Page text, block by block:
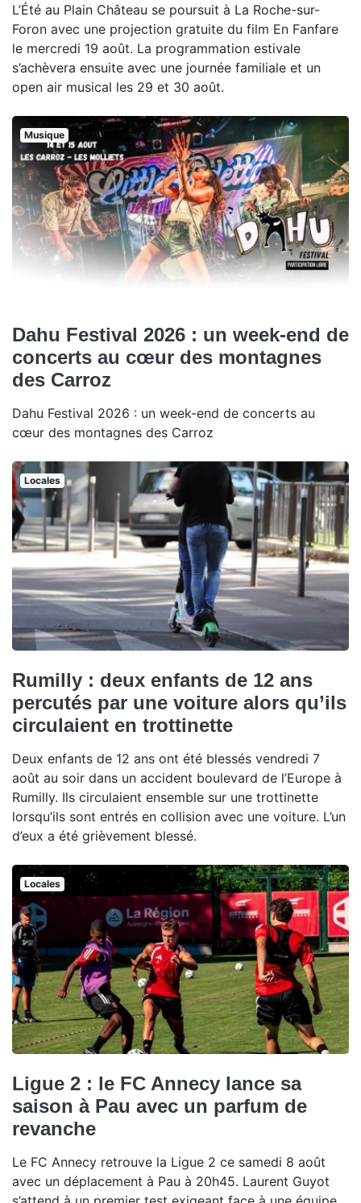
L’Été au Plain Château se poursuit à La Roche-sur-
Foron avec une projection gratuite du film En Fanfare
le mercredi 19 août. La programmation estivale
s’achèvera ensuite avec une journée familiale et un
open air musical les 29 et 30 août.
Musique
Dahu Festival 2026 : un week-end de
concerts au cœur des montagnes
des Carroz
Dahu Festival 2026 : un week-end de concerts au
cœur des montagnes des Carroz
Locales
Rumilly : deux enfants de 12 ans
percutés par une voiture alors qu’ils
circulaient en trottinette
Deux enfants de 12 ans ont été blessés vendredi 7
août au soir dans un accident boulevard de l’Europe à
Rumilly. Ils circulaient ensemble sur une trottinette
lorsqu’ils sont entrés en collision avec une voiture. L’un
d’eux a été grièvement blessé.
Locales
Ligue 2 : le FC Annecy lance sa
saison à Pau avec un parfum de
revanche
Le FC Annecy retrouve la Ligue 2 ce samedi 8 août
avec un déplacement à Pau à 20h45. Laurent Guyot